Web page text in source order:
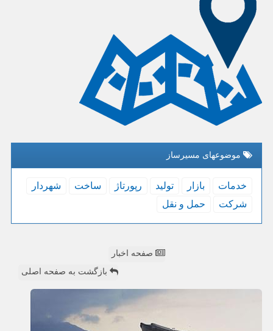
موضوعهای مسیرساز
خدمات بازار تولید رپورتاژ ساخت
شهردار
شركت
حمل و نقل
صفحه اخبار
بازگشت به صفحه اصلی